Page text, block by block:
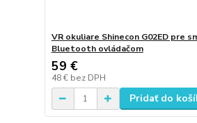
VR okuliare Shinecon G02ED pre
Bluetooth ovládačom
59 €
48 € bez DPH
Pridať do